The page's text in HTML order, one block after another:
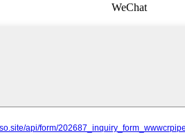
WeChat